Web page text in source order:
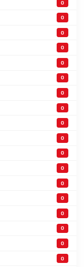
0
0
0
0
0
0
0
0
0
0
0
0
0
0
0
0
0
0